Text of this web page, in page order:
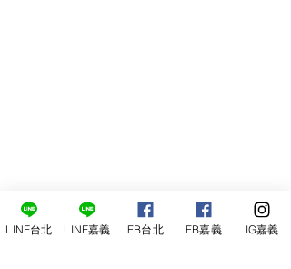
LINE台北 LINE嘉義 FB台北 FB嘉義 IG嘉義